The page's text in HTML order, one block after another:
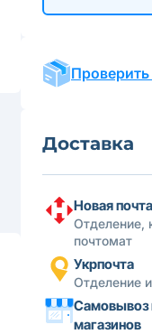
Проверить
Доставка
Новая почта
Отделение,
почтомат
Укрпочта
Отделение
Самовывоз
магазинов